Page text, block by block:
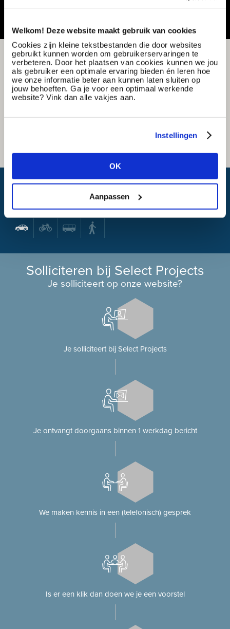
Welkom! Deze website maakt gebruik van cookies
Cookies zijn kleine tekstbestanden die door websites
gebruikt kunnen worden om gebruikerservaringen te
verbeteren. Door het plaatsen van cookies kunnen we jou
als gebruiker een optimale ervaring bieden én leren hoe
we onze informatie beter aan kunnen laten sluiten op
jouw behoeften. Ga je voor een optimaal werkende
website? Vink dan alle vakjes aan.
Instellingen
OK
Aanpassen
Wat is mijn reistijd?
Solliciteren bij Select Projects
Je solliciteert op onze website?
Je solliciteert bij Select Projects
Je ontvangt doorgaans binnen 1 werkdag bericht
We maken kennis in een (telefonisch) gesprek
Is er een klik dan doen we je een voorstel